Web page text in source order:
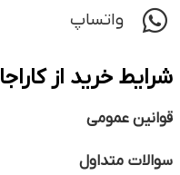
واتساپ
شرایط خرید از کاراجا
قوانین عمومی
سوالات متداول